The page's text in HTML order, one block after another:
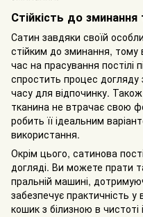
Стійкість до
Сатин завдяки своїй
стійким до зминання,
час на прасування постілі
спростить процес
часу для відпочинку.
тканина не втрачає свою
робить її ідеальним
використання.
Окрім цього, сатинова
догляді. Ви можете прати
пральній машині,
забезпечує практичність у
кошик з білизною в